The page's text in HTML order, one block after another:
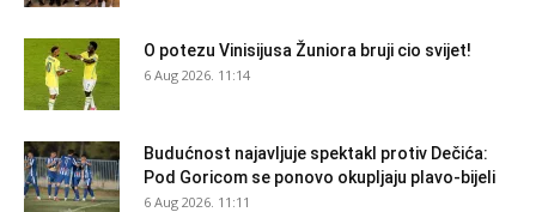
O potezu Vinisijusa Žuniora bruji cio svijet!
6 Aug 2026. 11:14
Budućnost najavljuje spektakl protiv Dečića:
Pod Goricom se ponovo okupljaju plavo-bijeli
6 Aug 2026. 11:11